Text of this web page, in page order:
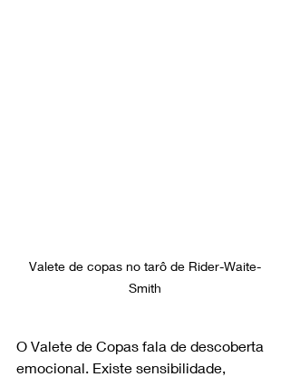
Valete de copas no tarô de Rider-Waite-
Smith
O Valete de Copas fala de descoberta
emocional. Existe sensibilidade,